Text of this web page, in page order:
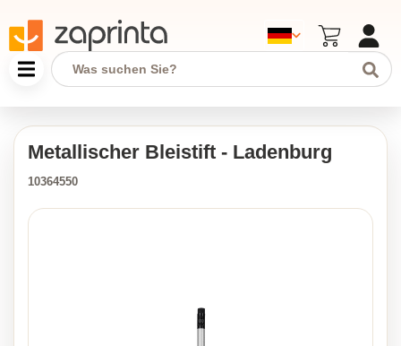
Metallischer Bleistift - Ladenburg
10364550